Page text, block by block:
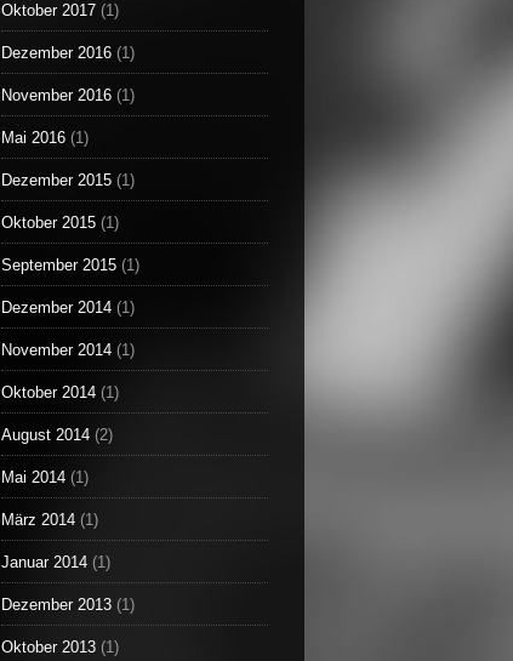
Oktober 2017 (1)
Dezember 2016 (1)
November 2016 (1)
Mai 2016 (1)
Dezember 2015 (1)
Oktober 2015 (1)
September 2015 (1)
Dezember 2014 (1)
November 2014 (1)
Oktober 2014 (1)
August 2014 (2)
Mai 2014 (1)
März 2014 (1)
Januar 2014 (1)
Dezember 2013 (1)
Oktober 2013 (1)